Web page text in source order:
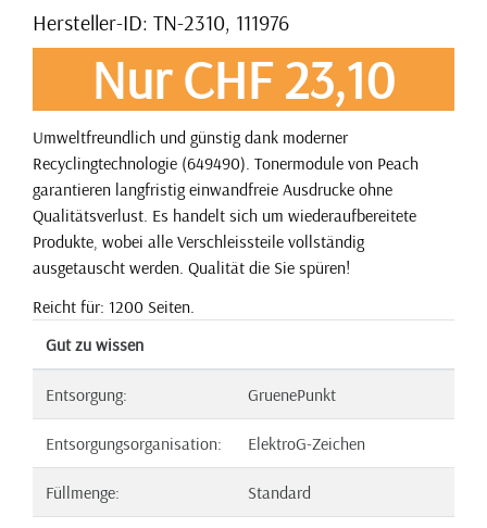
Hersteller-ID: TN-2310, 111976
Nur CHF 23,10
Umweltfreundlich und günstig dank moderner
Recyclingtechnologie (649490). Tonermodule von Peach
garantieren langfristig einwandfreie Ausdrucke ohne
Qualitätsverlust. Es handelt sich um wiederaufbereitete
Produkte, wobei alle Verschleissteile vollständig
ausgetauscht werden. Qualität die Sie spüren!
Reicht für: 1200 Seiten.
Gut zu wissen
Entsorgung: GruenePunkt
Entsorgungsorganisation: ElektroG-Zeichen
Füllmenge: Standard